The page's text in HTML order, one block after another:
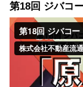
第18回 ジバコ